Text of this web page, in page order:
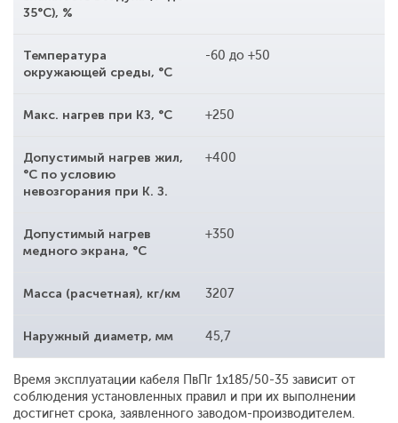
35°С), %
Температура
окружающей среды, °С
-60 до +50
Макс. нагрев при КЗ, °С +250
Допустимый нагрев жил,
°С по условию
невозгорания при К. З.
+400
Допустимый нагрев
медного экрана, °С
+350
Масса (расчетная), кг/км 3207
Наружный диаметр, мм 45,7
Время эксплуатации кабеля ПвПг 1x185/50-35 зависит от
соблюдения установленных правил и при их выполнении
достигнет срока, заявленного заводом-производителем.